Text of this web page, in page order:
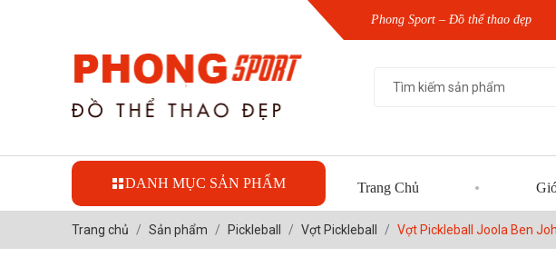
Phong Sport – Đồ thể thao đẹp
DANH MỤC SẢN PHẨM Trang Chủ
Trang chủ Sản phẩm Pickleball Vợt Pickleball Vợt Pickleball Joola Ben